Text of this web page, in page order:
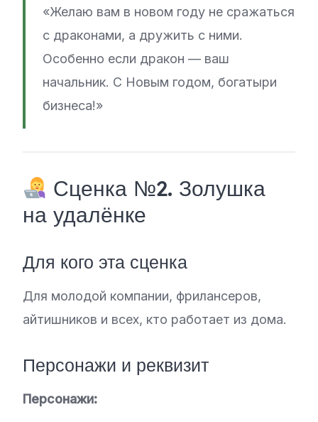
«Желаю вам в новом году не сражаться
с драконами, а дружить с ними.
Особенно если дракон — ваш
начальник. С Новым годом, богатыри
бизнеса!»
Сценка №2. Золушка
на удалёнке
Для кого эта сценка
Для молодой компании, фрилансеров,
айтишников и всех, кто работает из дома.
Персонажи и реквизит
Персонажи: